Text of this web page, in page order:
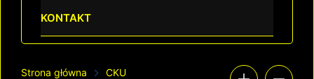
KONTAKT
Strona główna CKU